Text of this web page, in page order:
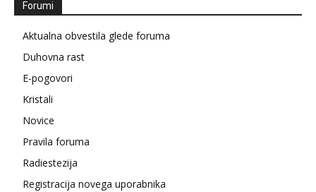
Forumi
Aktualna obvestila glede foruma
Duhovna rast
E-pogovori
Kristali
Novice
Pravila foruma
Radiestezija
Registracija novega uporabnika